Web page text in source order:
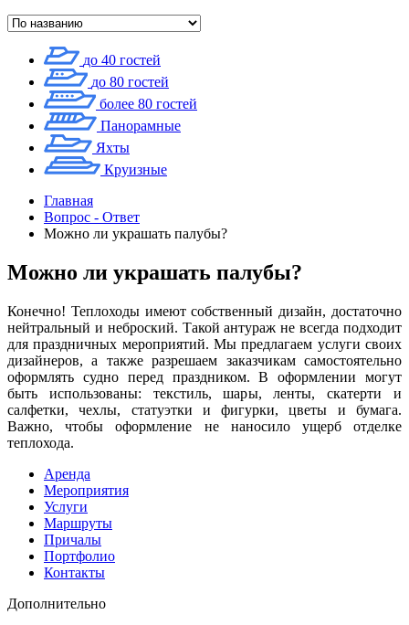
до 40 гостей
до 80 гостей
более 80 гостей
Панорамные
Яхты
Круизные
Главная
Вопрос - Ответ
Можно ли украшать палубы?
Можно ли украшать палубы?
Конечно! Теплоходы имеют собственный дизайн, достаточно
нейтральный и неброский. Такой антураж не всегда подходит
для праздничных мероприятий. Мы предлагаем услуги своих
дизайнеров, а также разрешаем заказчикам самостоятельно
оформлять судно перед праздником. В оформлении могут
быть использованы: текстиль, шары, ленты, скатерти и
салфетки, чехлы, статуэтки и фигурки, цветы и бумага.
Важно, чтобы оформление не наносило ущерб отделке
теплохода.
Аренда
Мероприятия
Услуги
Маршруты
Причалы
Портфолио
Контакты
Дополнительно